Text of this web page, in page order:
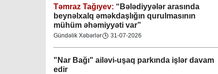
Təmraz Tağıyev: “Bələdiyyələr arasında
beynəlxalq əməkdaşlığın qurulmasının
mühüm əhəmiyyəti var”
Gündəlik Xəbərlər 31-07-2026
"Nar Bağı" ailəvi-uşaq parkında işlər davam
edir